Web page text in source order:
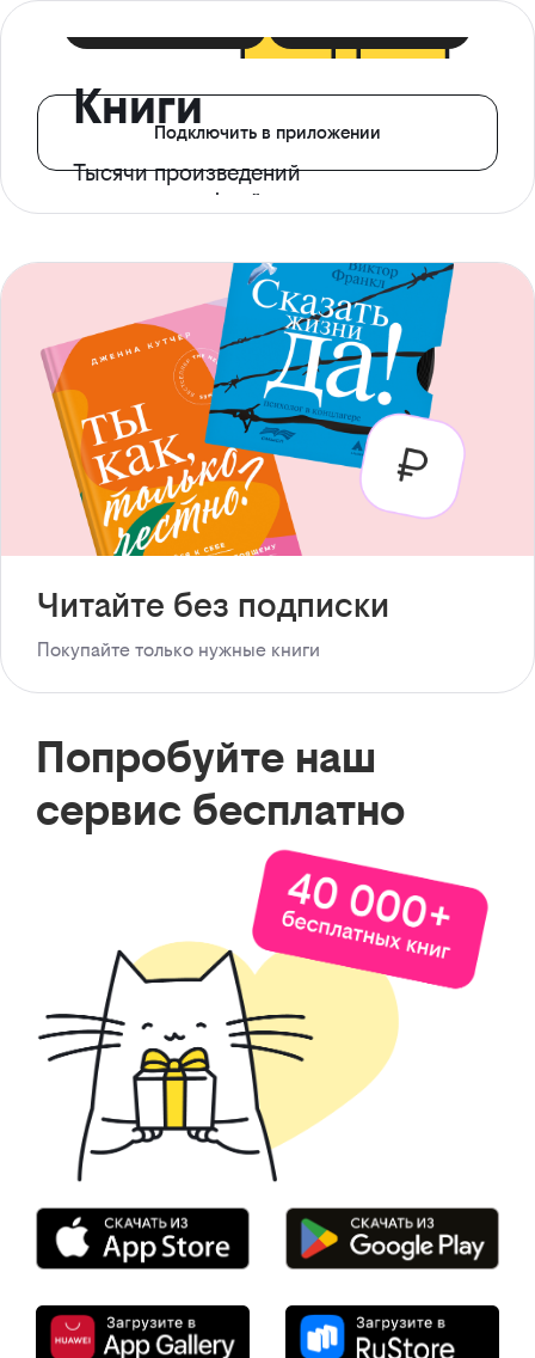
Книги
Тысячи произведений
с доступом офлайн
Подключить в приложении
Читайте без подписки
Покупайте только нужные книги
Попробуйте наш
сервис бесплатно